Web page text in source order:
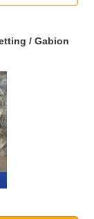
/ Gabion